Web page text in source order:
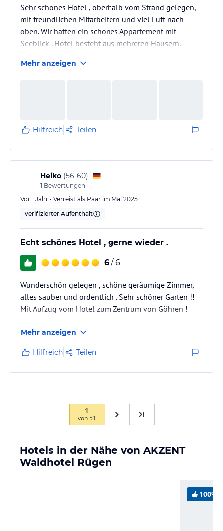
Sehr schönes Hotel , oberhalb vom Strand gelegen,
mit freundlichen Mitarbeitern und viel Luft nach
oben. Wir hatten ein schönes Appartement mit
Seeblick . Hotel besteht aus mehreren Häusern.
Mehr anzeigen
Hilfreich Teilen
Heiko (56-60)
1 Bewertungen
Vor 1 Jahr • Verreist als Paar im Mai 2025
Verifizierter Aufenthalt
Echt schönes Hotel , gerne wieder .
6 / 6
Wunderschön gelegen , schöne geräumige Zimmer,
alles sauber und ordentlich . Sehr schöner Garten !!
Mit Aufzug vom Hotel zum Zentrum von Göhren !
Mehr anzeigen
Hilfreich Teilen
1
von51
Hotels in der Nähe von AKZENT
Waldhotel Rügen
100%